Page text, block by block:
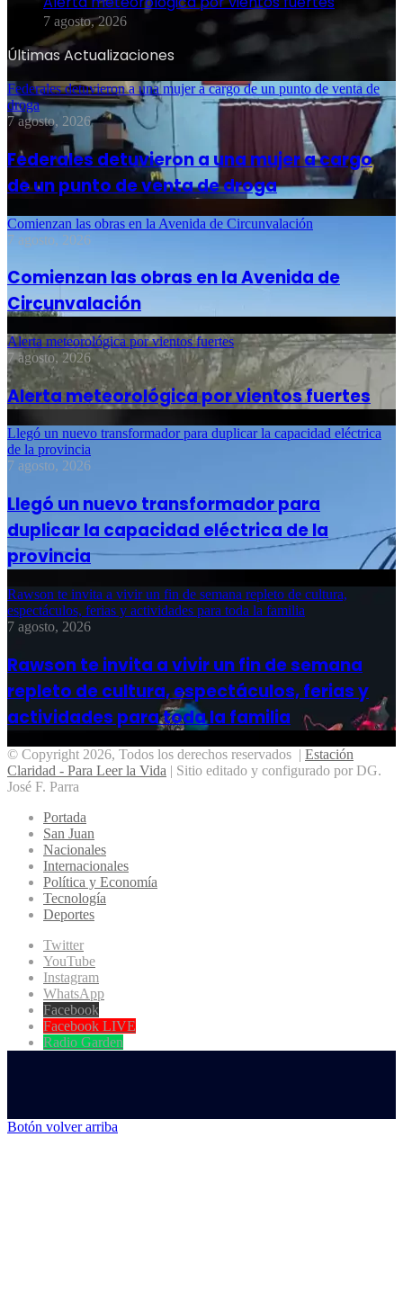
7 agosto, 2026
Últimas Actualizaciones
Federales detuvieron a una mujer a cargo de un punto de venta de
droga
7 agosto, 2026
Federales detuvieron a una mujer a cargo
de un punto de venta de droga
Comienzan las obras en la Avenida de Circunvalación
7 agosto, 2026
Comienzan las obras en la Avenida de
Circunvalación
Alerta meteorológica por vientos fuertes
7 agosto, 2026
Alerta meteorológica por vientos fuertes
Llegó un nuevo transformador para duplicar la capacidad eléctrica
de la provincia
7 agosto, 2026
Llegó un nuevo transformador para
duplicar la capacidad eléctrica de la
provincia
Rawson te invita a vivir un fin de semana repleto de cultura,
espectáculos, ferias y actividades para toda la familia
7 agosto, 2026
Rawson te invita a vivir un fin de semana
repleto de cultura, espectáculos, ferias y
actividades para toda la familia
© Copyright 2026, Todos los derechos reservados | Estación
Claridad - Para Leer la Vida | Sitio editado y configurado por DG.
José F. Parra
Portada
San Juan
Nacionales
Internacionales
Política y Economía
Tecnología
Deportes
Twitter
YouTube
Instagram
WhatsApp
Facebook
Facebook LIVE
Radio Garden
Botón volver arriba